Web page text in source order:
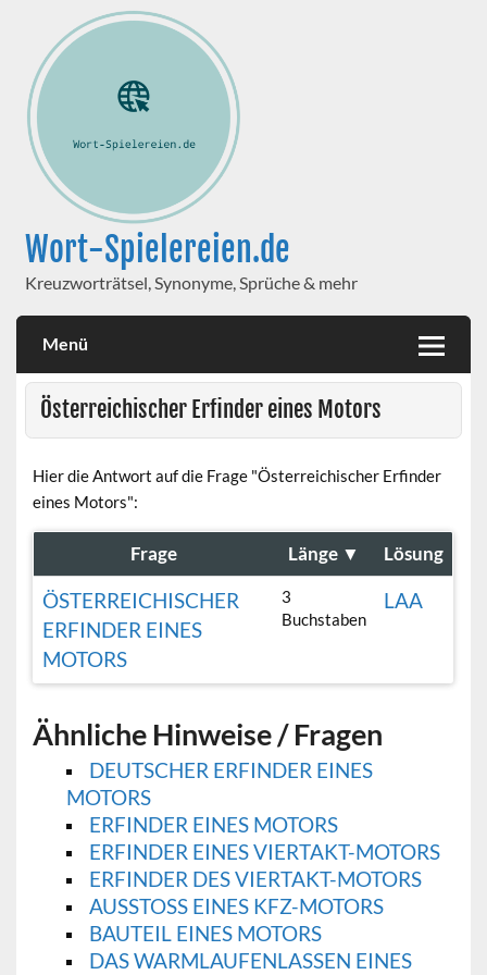
Wort-Spielereien.de
Kreuzworträtsel, Synonyme, Sprüche & mehr
Menü
Österreichischer Erfinder eines Motors
Hier die Antwort auf die Frage "Österreichischer Erfinder
eines Motors":
Frage Länge ▼ Lösung
ÖSTERREICHISCHER
ERFINDER EINES
MOTORS
3
Buchstaben
LAA
Ähnliche Hinweise / Fragen
DEUTSCHER ERFINDER EINES
MOTORS
ERFINDER EINES MOTORS
ERFINDER EINES VIERTAKT-MOTORS
ERFINDER DES VIERTAKT-MOTORS
AUSSTOSS EINES KFZ-MOTORS
BAUTEIL EINES MOTORS
DAS WARMLAUFENLASSEN EINES